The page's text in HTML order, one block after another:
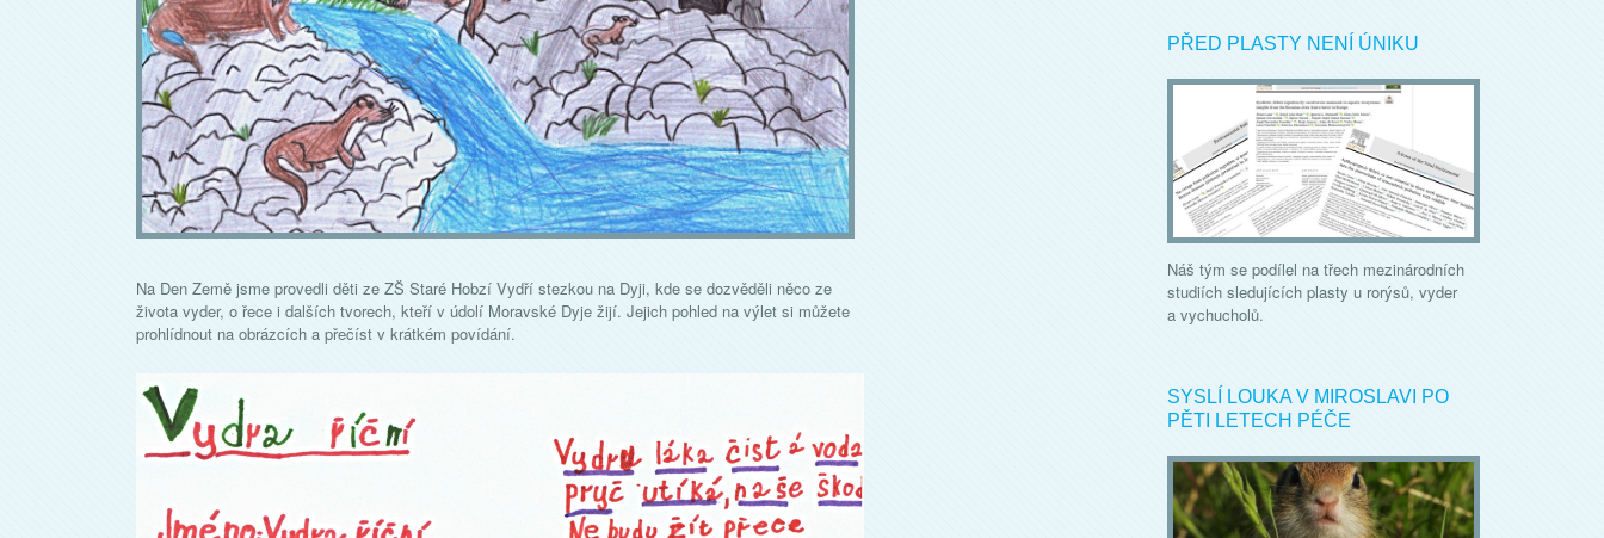
Na Den Země jsme provedli děti ze ZŠ Staré Hobzí Vydří stezkou na Dyji, kde se dozvěděli něco ze
života vyder, o řece i dalších tvorech, kteří v údolí Moravské Dyje žijí. Jejich pohled na výlet si můžete
prohlídnout na obrázcích a přečíst v krátkém povídání.
PŘED PLASTY NENÍ ÚNIKU
Náš tým se podílel na třech mezinárodních
studiích sledujících plasty u rorýsů, vyder
a vychucholů.
SYSLÍ LOUKA V MIROSLAVI PO
PĚTI LETECH PÉČE